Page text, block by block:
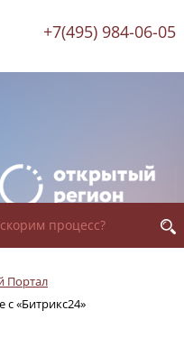
+7(495) 984-06-05
Портал
«Битрикс24»